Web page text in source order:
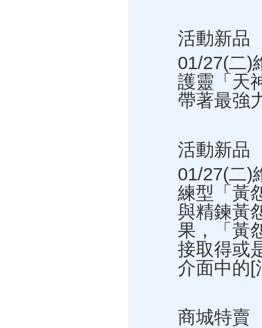
活動新品
01/27(二)
護靈「天
帶著最強
活動新品
01/27(二)
練型「黃
與精鍊黃
果，「黃
接取得或
介面中的[
商城特賣